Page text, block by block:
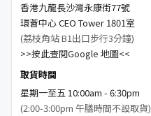
香港九龍長沙灣永康街77號
環薈中心 CEO Tower 1801室
(荔枝角站 B1出口步行3分鐘)
>>按此查閱Google 地圖<<
取貨時間
星期一至五 10:00am - 6:30pm
(2:00-3:00pm 午膳時間不設取貨)